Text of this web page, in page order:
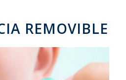
REMOVIBLE